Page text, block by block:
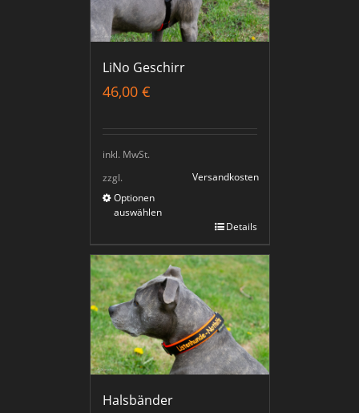
LiNo Geschirr
46,00 €
inkl. MwSt.
zzgl.
Versandkosten
Optionen
auswählen
Details
Halsbänder